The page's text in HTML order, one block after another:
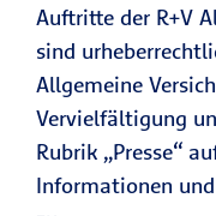
Auftritte der R+V
sind
Allgemeine
Vervielfältigung
Rubrik „Presse“
Informationen